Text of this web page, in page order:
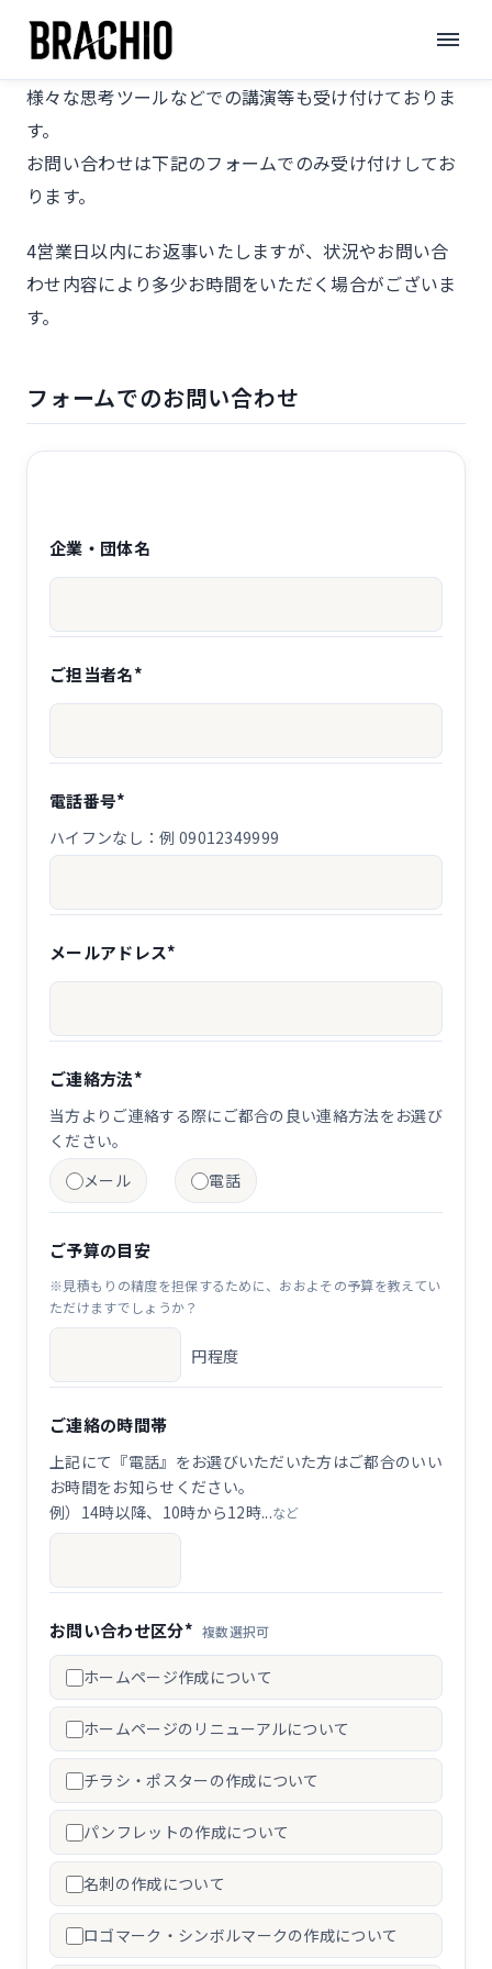
テ
お問い合わせ
サイト制作・チラシやポスター等の制作業務のほか、
様々な思考ツールなどでの講演等も受け付けておりま
す。
お問い合わせは下記のフォームでのみ受け付けしてお
ります。
4営業日以内にお返事いたしますが、状況やお問い合
わせ内容により多少お時間をいただく場合がございま
す。
フォームでのお問い合わせ
企業・団体名
ご担当者名*
電話番号*
ハイフンなし：例 09012349999
メールアドレス*
ご連絡方法*
当方よりご連絡する際にご都合の良い連絡方法をお選び
ください。
メール
電話
ご予算の目安
※見積もりの精度を担保するために、おおよその予算を教えてい
ただけますでしょうか？
円程度
ご連絡の時間帯
上記にて『電話』をお選びいただいた方はご都合のいい
お時間をお知らせください。
例）14時以降、10時から12時...など
お問い合わせ区分* 複数選択可
ホームページ作成について
ホームページのリニューアルについて
チラシ・ポスターの作成について
パンフレットの作成について
名刺の作成について
ロゴマーク・シンボルマークの作成について